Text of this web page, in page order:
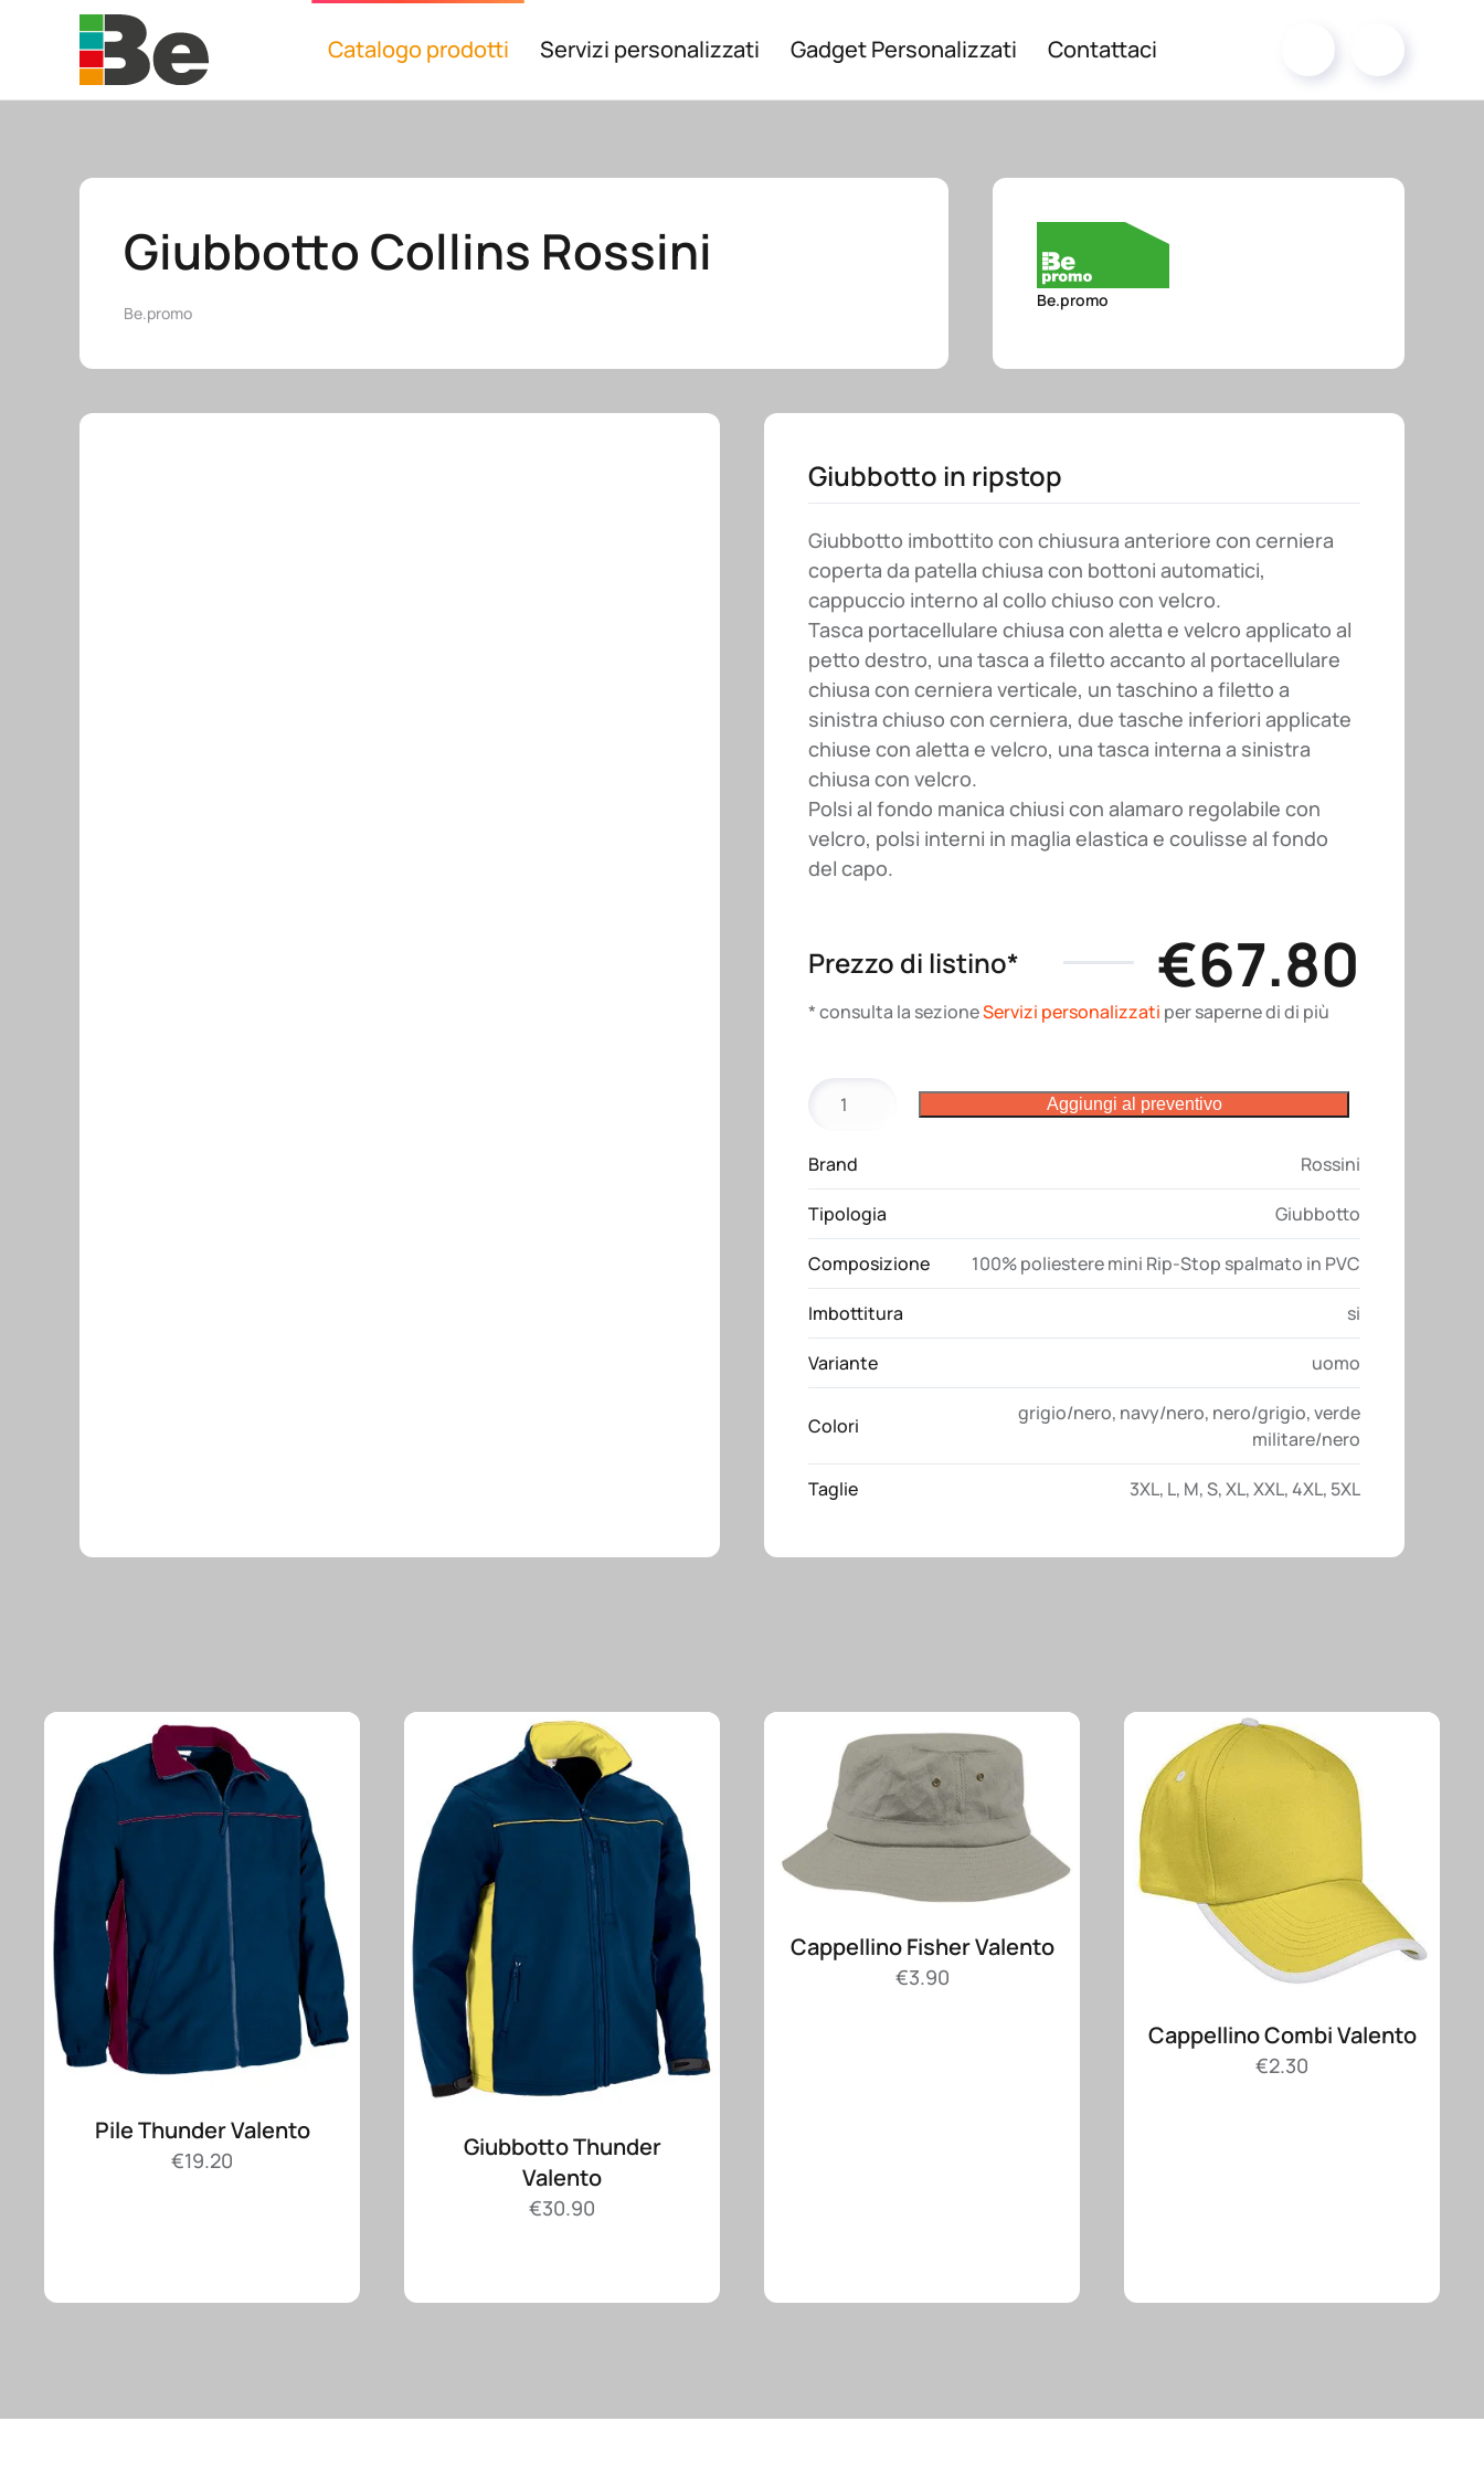
Skip to main content Catalogo prodotti Servizi personalizzati Gadget Personalizzati Contattaci
Giubbotto Collins Rossini
Be.promo
Be.promo
Giubbotto in ripstop
Giubbotto imbottito con chiusura anteriore con cerniera
coperta da patella chiusa con bottoni automatici,
cappuccio interno al collo chiuso con velcro.
Tasca portacellulare chiusa con aletta e velcro applicato al
petto destro, una tasca a filetto accanto al portacellulare
chiusa con cerniera verticale, un taschino a filetto a
sinistra chiuso con cerniera, due tasche inferiori applicate
chiuse con aletta e velcro, una tasca interna a sinistra
chiusa con velcro.
Polsi al fondo manica chiusi con alamaro regolabile con
velcro, polsi interni in maglia elastica e coulisse al fondo
del capo.
Prezzo di listino* €67.80
* consulta la sezioneServizi personalizzati per saperne di di più
Collins
quantità
Aggiungi al preventivo
Brand Rossini
Tipologia Giubbotto
Composizione 100% poliestere mini Rip-Stop spalmato in PVC
Imbottitura si
Variante uomo
Colori
grigio/nero, navy/nero, nero/grigio,verde
militare/nero
Taglie 3XL, L, M,S,XL,XXL,4XL, 5XL
Pile Thunder Valento
€19.20
Giubbotto Thunder
Valento
€30.90
Cappellino Fisher Valento
€3.90
Cappellino Combi Valento
€2.30